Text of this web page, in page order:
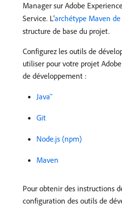
Manager sur Adobe
Service. L’archétype Maven
structure de base du projet.
Configurez les outils de
utiliser pour votre projet
de développement :
Java™
Git
Node.js (npm)
Maven
Pour obtenir des instructions
configuration des outils de